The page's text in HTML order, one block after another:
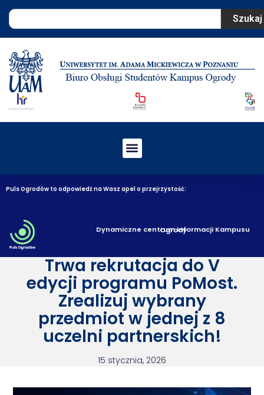
Szukaj
Puls Ogrodów to odpowiedź na Wasz apel o przejrzystość:
Dynamiczne centrum informacji Kampusu Ogrody
Trwa rekrutacja do V
edycji programu PoMost.
Zrealizuj wybrany
przedmiot w jednej z 8
uczelni partnerskich!
15 stycznia, 2026